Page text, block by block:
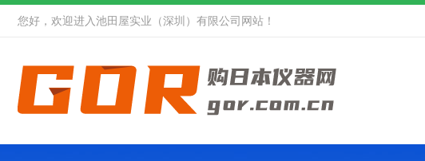
您好，欢迎进入池田屋实业（深圳）有限公司网站！